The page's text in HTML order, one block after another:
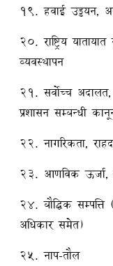
१९. हवाई उड्डयन,
२०. राष्ट्रिय
व्यवस्थापन
२१. सर्वोच्च
प्रशासन सम्बन्धी
२२. नागरिकता,
२३. आणविक ऊर्जा,
२४. बौद्धिक सम्पत्ति
अधिकार समेत)
२५. नाप-तौल